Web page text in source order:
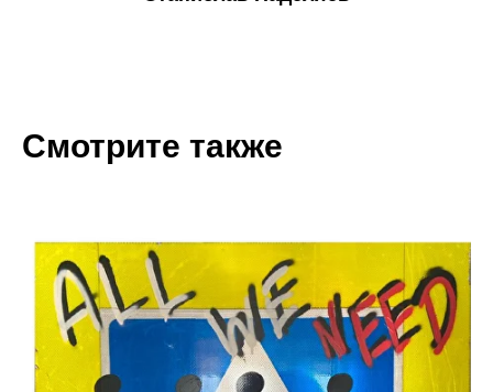
Смотрите также